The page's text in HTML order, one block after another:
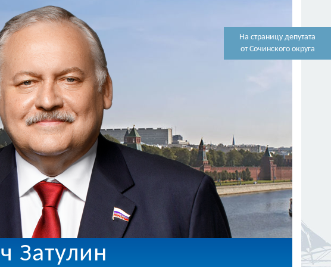
На страницу депутата
от Сочинского округа
Затулин